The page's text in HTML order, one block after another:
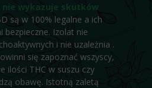
nie wykazuje skutków
są w 100% legalne a ich
bezpieczne. Izolat nie
i nie uzależnia .
się zapoznać wszyscy,
ilości THC w suszu czy
obawę. Istotną zaletą